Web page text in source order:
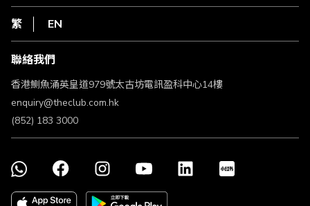
HKT
私隱聲明
使用條款
條款及細則
不歧視及不騷擾聲明
認可牌照及通告
繁 EN
聯絡我們
香港鰂魚涌英皇道979號太古坊電訊盈科中心14樓
enquiry@theclub.com.hk
(852) 183 3000